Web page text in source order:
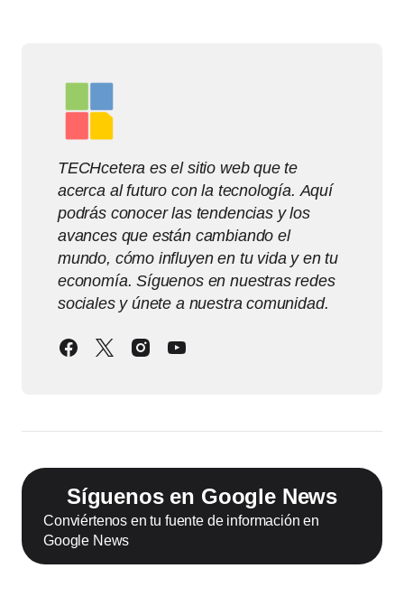
TECHcetera es el sitio web que te
acerca al futuro con la tecnología. Aquí
podrás conocer las tendencias y los
avances que están cambiando el
mundo, cómo influyen en tu vida y en tu
economía. Síguenos en nuestras redes
sociales y únete a nuestra comunidad.
Síguenos en Google News
Conviértenos en tu fuente de información en
Google News